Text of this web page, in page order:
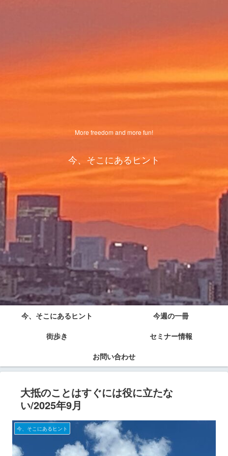
More freedom and more fun!
今、そこにあるヒント
今、そこにあるヒント
今週の一冊
街歩き
セミナー情報
お問い合わせ
大抵のことはすぐには役に立たな
い/2025年9月
今、そこにあるヒント